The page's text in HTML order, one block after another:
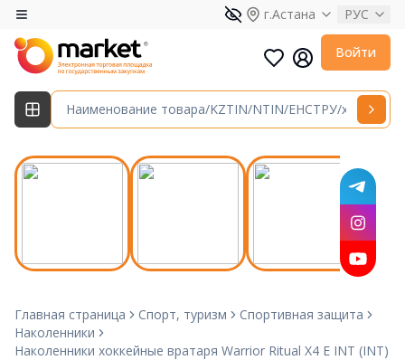
г.Астана РУС
Войти
Главная страница Спорт, туризм
Спортивная защита
Наколенники
Наколенники хоккейные вратаря Warrior Ritual X4 E INT (INT)